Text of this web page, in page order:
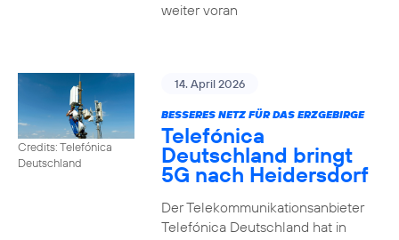
weiter voran
Credits: Telefónica
Deutschland
14. April 2026
BESSERES NETZ FÜR DAS ERZGEBIRGE
Telefónica
Deutschland bringt
5G nach Heidersdorf
Der Telekommunikationsanbieter
Telefónica Deutschland hat in